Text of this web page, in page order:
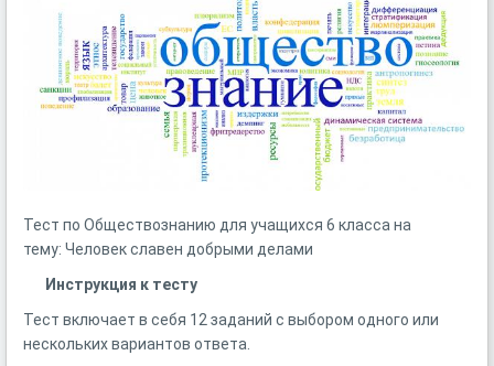
Тест по Обществознанию для учащихся 6 класса на
тему: Человек славен добрыми делами
Инструкция к тесту
Тест включает в себя 12 заданий с выбором одного или
нескольких вариантов ответа.